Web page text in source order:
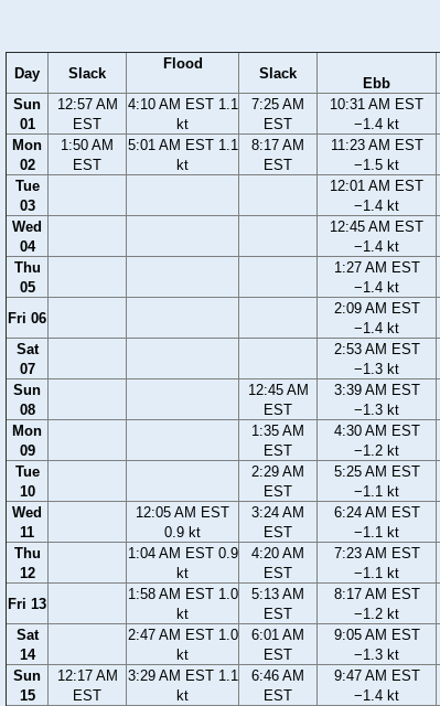
Day Slack
Flood
Slack
Ebb
Sun
01
12:57 AM
EST
4:10 AM EST 1.1
kt
7:25 AM
EST
10:31 AM EST
−1.4 kt
Mon
02
1:50 AM
EST
5:01 AM EST 1.1
kt
8:17 AM
EST
11:23 AM EST
−1.5 kt
Tue
03
12:01 AM EST
−1.4 kt
Wed
04
12:45 AM EST
−1.4 kt
Thu
05
1:27 AM EST
−1.4 kt
Fri 06
2:09 AM EST
−1.4 kt
Sat
07
2:53 AM EST
−1.3 kt
Sun
08
12:45 AM
EST
3:39 AM EST
−1.3 kt
Mon
09
1:35 AM
EST
4:30 AM EST
−1.2 kt
Tue
10
2:29 AM
EST
5:25 AM EST
−1.1 kt
Wed
11
12:05 AM EST
0.9 kt
3:24 AM
EST
6:24 AM EST
−1.1 kt
Thu
12
1:04 AM EST 0.9
kt
4:20 AM
EST
7:23 AM EST
−1.1 kt
Fri 13
1:58 AM EST 1.0
kt
5:13 AM
EST
8:17 AM EST
−1.2 kt
Sat
14
2:47 AM EST 1.0
kt
6:01 AM
EST
9:05 AM EST
−1.3 kt
Sun
15
12:17 AM
EST
3:29 AM EST 1.1
kt
6:46 AM
EST
9:47 AM EST
−1.4 kt